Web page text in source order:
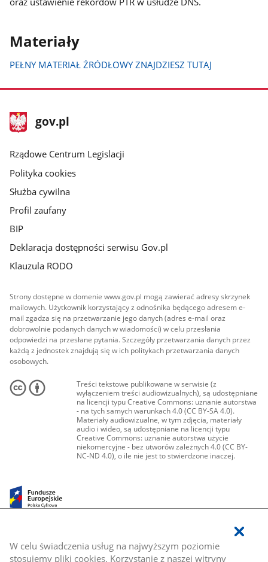
W celu świadczenia usług na najwyższym poziomie
stosujemy pliki cookies. Korzystanie z naszej witryny
Materiały
PEŁNY MATERIAŁ ŹRÓDŁOWY ZNAJDZIESZ TUTAJ
stopka
gov.plStrona
gov.pl
Rządowe Centrum Legislacji
Polityka cookies
Służba cywilna
Profil zaufany
BIP
Deklaracja dostępności serwisu Gov.pl
Klauzula RODO
Strony dostępne w domenie www.gov.pl mogą zawierać adresy skrzynek
mailowych. Użytkownik korzystający z odnośnika będącego adresem e-
mail zgadza się na przetwarzanie jego danych (adres e-mail oraz
dobrowolnie podanych danych w wiadomości) w celu przesłania
odpowiedzi na przesłane pytania. Szczegóły przetwarzania danych przez
każdą z jednostek znajdują się w ich politykach przetwarzania danych
osobowych.
Treści tekstowe publikowane w serwisie (z
wyłączeniem treści audiowizualnych), są udostępniane
na licencji typu Creative Commons: uznanie autorstwa
- na tych samych warunkach 4.0 (CC BY-SA 4.0).
Materiały audiowizualne, w tym zdjęcia, materiały
audio i wideo, są udostępniane na licencji typu
Creative Commons: uznanie autorstwa użycie
niekomercyjne - bez utworów zależnych 4.0 (CC BY-
NC-ND 4.0), o ile nie jest to stwierdzone inaczej.